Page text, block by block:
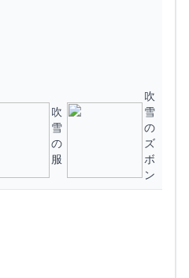
吹
雪
の
服
吹
雪
の
ズ
ボ
ン